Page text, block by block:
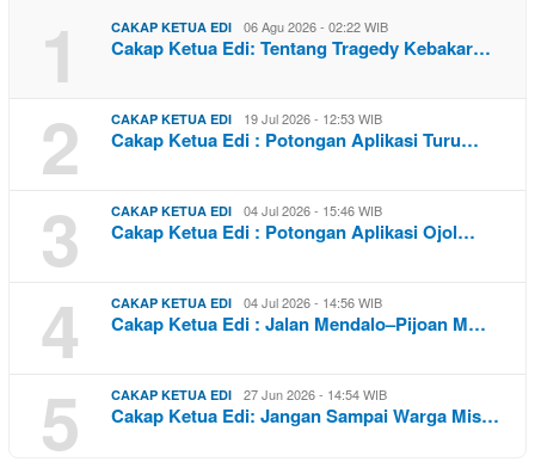
1 CAKAP KETUA EDI 06 Agu 2026 - 02:22 WIB
Cakap Ketua Edi: Tentang Tragedy Kebakar…
2 CAKAP KETUA EDI 19 Jul 2026 - 12:53 WIB
Cakap Ketua Edi : Potongan Aplikasi Turu…
3 CAKAP KETUA EDI 04 Jul 2026 - 15:46 WIB
Cakap Ketua Edi : Potongan Aplikasi Ojol…
4 CAKAP KETUA EDI 04 Jul 2026 - 14:56 WIB
Cakap Ketua Edi : Jalan Mendalo–Pijoan M…
5 CAKAP KETUA EDI 27 Jun 2026 - 14:54 WIB
Cakap Ketua Edi: Jangan Sampai Warga Mis…